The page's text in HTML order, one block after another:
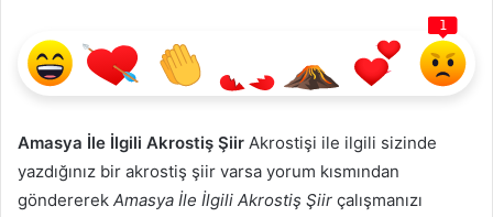
1
Amasya İle İlgili Akrostiş Şiir Akrostişi ile ilgili sizinde
yazdığınız bir akrostiş şiir varsa yorum kısmından
göndererek Amasya İle İlgili Akrostiş Şiir çalışmanızı